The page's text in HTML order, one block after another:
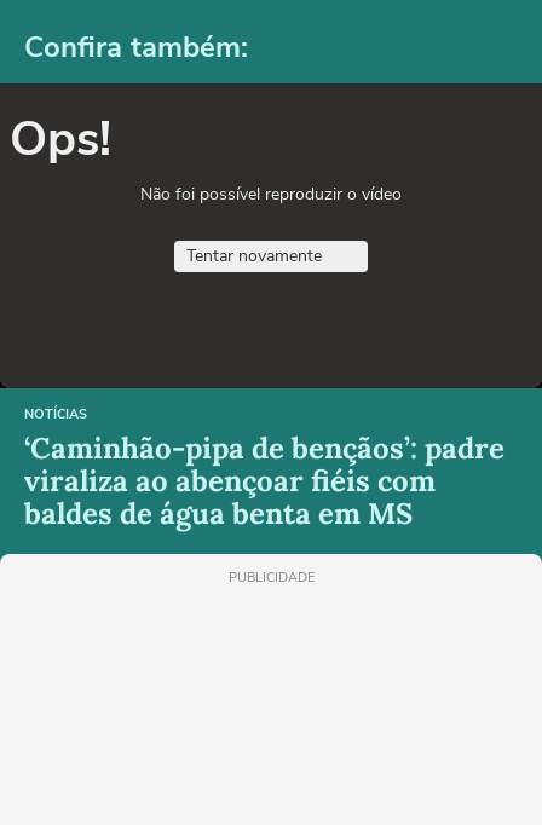
Confira também:
Ops!
Não foi possível reproduzir o vídeo
Tentar novamente
NOTÍCIAS
‘Caminhão-pipa de bençãos’: padre
viraliza ao abençoar fiéis com
baldes de água benta em MS
PUBLICIDADE